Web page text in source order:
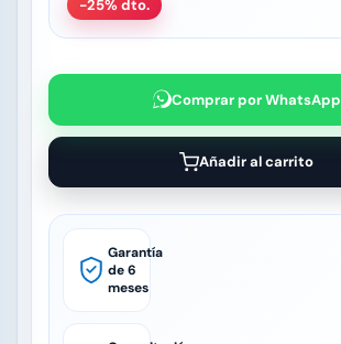
-25% dto.
Comprar por WhatsApp
Añadir al carrito
Garantía
de 6
meses